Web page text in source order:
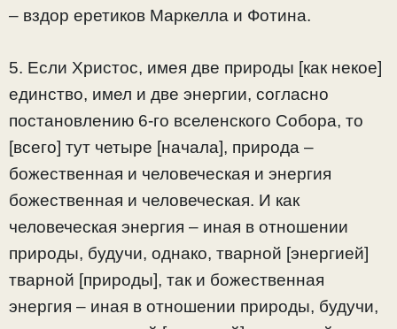
– вздор еретиков Маркелла и Фотина.
5. Если Христос, имея две природы [как некое]
единство, имел и две энергии, согласно
постановлению 6-го вселенского Собора, то
[всего] тут четыре [начала], природа –
божественная и человеческая и энергия
божественная и человеческая. И как
человеческая энергия – иная в отношении
природы, будучи, однако, тварной [энергией]
тварной [природы], так и божественная
энергия – иная в отношении природы, будучи,